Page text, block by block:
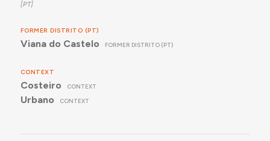
FORMER DISTRITO (PT)
Viana do Castelo FORMER DISTRITO (PT)
CONTEXT
Costeiro CONTEXT
Urbano CONTEXT